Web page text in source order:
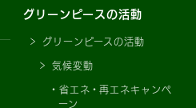
グリーンピースの活動
グリーンピースの活動
気候変動
省エネ・再エネキャンペ
ーン